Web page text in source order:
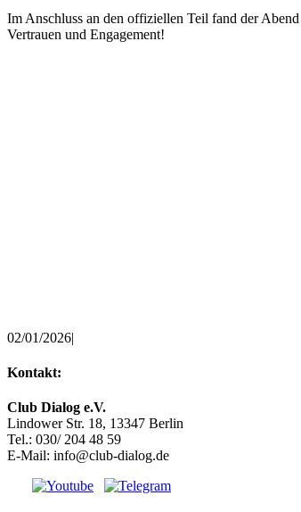
Im Anschluss an den offiziellen Teil fand der
Vertrauen und Engagement!
02/01/2026|
Kontakt:
Club Dialog e.V.
Lindower Str. 18, 13347 Berlin
Tel.: 030/ 204 48 59
E-Mail: info@club-dialog.de